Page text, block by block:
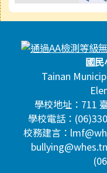
頁尾區域內容
國
Tainan
學校地址：711
學校電話：
校務建言：